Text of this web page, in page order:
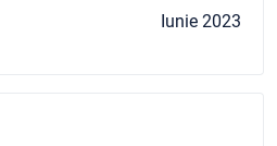
Iunie 2023